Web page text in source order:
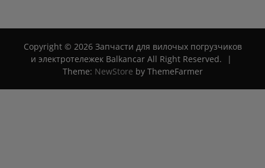
Copyright © 2026 Запчасти для вилочых погрузчиков
и электротележек Balkancar All Right Reserved.
|
Theme: NewStore by ThemeFarmer